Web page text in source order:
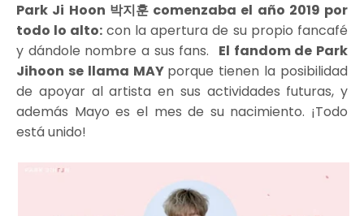
Park Ji Hoon 박지훈 comenzaba el año 2019 por
todo lo alto: con la apertura de su propio fancafé
y dándole nombre a sus fans. El fandom de Park
Jihoon se llama MAY porque tienen la posibilidad
de apoyar al artista en sus actividades futuras, y
además Mayo es el mes de su nacimiento. ¡Todo
está unido!